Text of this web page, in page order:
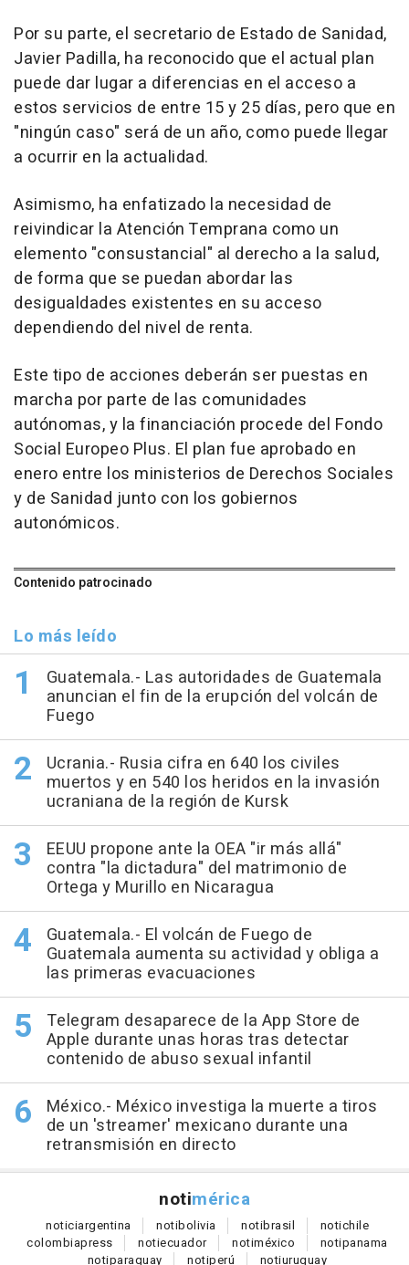
Por su parte, el secretario de Estado de Sanidad,
Javier Padilla, ha reconocido que el actual plan
puede dar lugar a diferencias en el acceso a
estos servicios de entre 15 y 25 días, pero que en
"ningún caso" será de un año, como puede llegar
a ocurrir en la actualidad.
Asimismo, ha enfatizado la necesidad de
reivindicar la Atención Temprana como un
elemento "consustancial" al derecho a la salud,
de forma que se puedan abordar las
desigualdades existentes en su acceso
dependiendo del nivel de renta.
Este tipo de acciones deberán ser puestas en
marcha por parte de las comunidades
autónomas, y la financiación procede del Fondo
Social Europeo Plus. El plan fue aprobado en
enero entre los ministerios de Derechos Sociales
y de Sanidad junto con los gobiernos
autonómicos.
Contenido patrocinado
Lo más leído
Guatemala.- Las autoridades de Guatemala
anuncian el fin de la erupción del volcán de
Fuego
Ucrania.- Rusia cifra en 640 los civiles
muertos y en 540 los heridos en la invasión
ucraniana de la región de Kursk
EEUU propone ante la OEA "ir más allá"
contra "la dictadura" del matrimonio de
Ortega y Murillo en Nicaragua
Guatemala.- El volcán de Fuego de
Guatemala aumenta su actividad y obliga a
las primeras evacuaciones
Telegram desaparece de la App Store de
Apple durante unas horas tras detectar
contenido de abuso sexual infantil
México.- México investiga la muerte a tiros
de un 'streamer' mexicano durante una
retransmisión en directo
notimérica
noticiargentina notibolivia notibrasil notichile
colombiapress notiecuador notiméxico notipanama
notiparaguay notiperú notiuruguay